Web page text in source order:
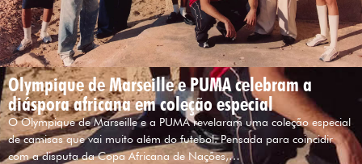
Olympique de Marseille e PUMA celebram a
diáspora africana em coleção especial
O Olympique de Marseille e a PUMA revelaram uma coleção especial
de camisas que vai muito além do futebol. Pensada para coincidir
com a disputa da Copa Africana de Nações,…